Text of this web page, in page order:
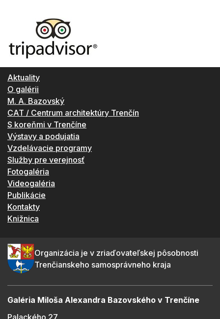
Aktuality
O galérii
M. A. Bazovský
CAT / Centrum architektúry Trenčín
S koreňmi v Trenčíne
Výstavy a podujatia
Vzdelávacie programy
Služby pre verejnosť
Fotogaléria
Videogaléria
Publikácie
Kontakty
Knižnica
Organizácia je v zriaďovateľskej pôsobnosti
Trenčianskeho samosprávneho kraja
Galéria Miloša Alexandra Bazovského v Trenčíne